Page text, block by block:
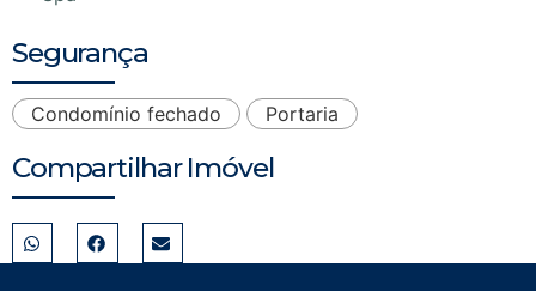
Segurança
Condomínio fechado Portaria
Compartilhar Imóvel